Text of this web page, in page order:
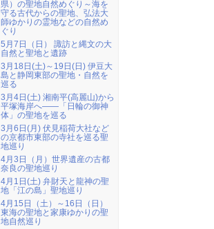
県）の聖地自然めぐり～海を
守る古代からの聖地、弘法大
師ゆかりの霊地などの自然め
ぐり
5月7日（日） 諏訪と縄文の大
自然と聖地と遺跡
3月18日(土)～19日(日) 伊豆大
島と静岡東部の聖地・自然を
巡る
3月4日(土) 湘南平(高麗山)から
平塚海岸へ――「日輪の御神
体」の聖地を巡る
3月6日(月) 伏見稲荷大社など
の京都市東部の寺社を巡る聖
地巡り
4月3日（月）世界遺産の古都
奈良の聖地巡り
4月1日(土) 弁財天と龍神の聖
地「江の島」聖地巡り
4月15日（土）～16日（日）
東海の聖地と家康ゆかりの聖
地自然巡り